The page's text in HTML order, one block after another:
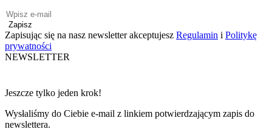
Zapisz
Zapisując się na nasz newsletter akceptujesz Regulamin i Politykę
prywatności
NEWSLETTER
Jeszcze tylko jeden krok!
Wysłaliśmy do Ciebie e-mail z linkiem potwierdzającym zapis do
newslettera.